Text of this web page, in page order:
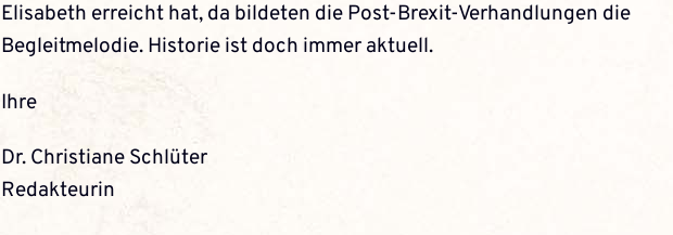
Elisabeth erreicht hat, da ­bildeten die Post-Brexit-Verhandlungen die
Begleitmelodie. Historie ist doch immer aktuell.
Ihre
Dr. Christiane Schlüter
Redakteurin